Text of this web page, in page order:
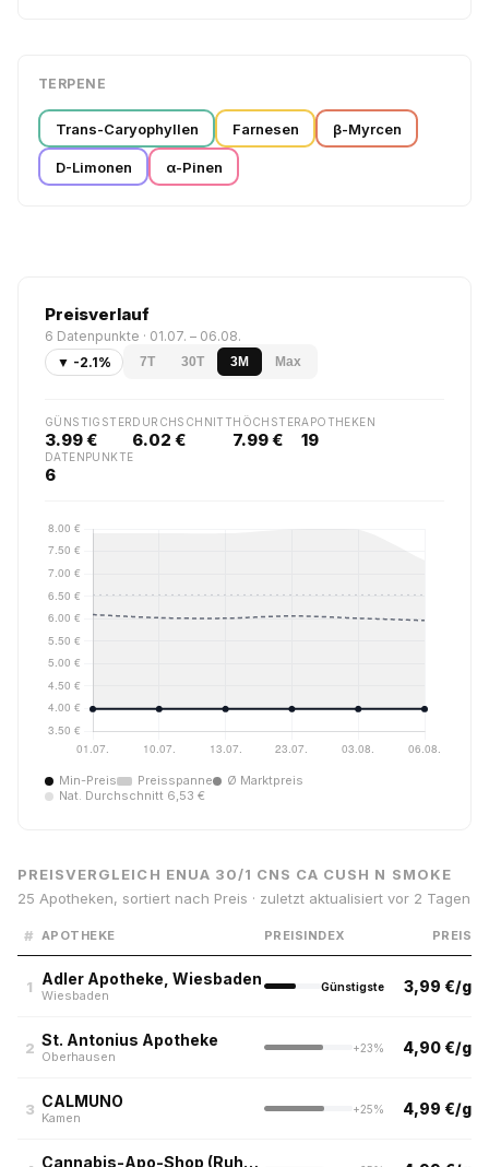
TERPENE
Trans-Caryophyllen Farnesen β-Myrcen
D-Limonen α-Pinen
Preisverlauf
6 Datenpunkte · 01.07. – 06.08.
▼ -2.1%
7T 30T 3M Max
GÜNSTIGSTER
3.99 €
DURCHSCHNITT
6.02 €
HÖCHSTER
7.99 €
APOTHEKEN
19
DATENPUNKTE
6
Min-Preis Preisspanne
Ø Marktpreis
Nat. Durchschnitt 6,53 €
PREISVERGLEICH ENUA 30/1 CNS CA CUSH N SMOKE
25 Apotheken, sortiert nach Preis · zuletzt aktualisiert vor 2 Tagen
# APOTHEKE PREISINDEX PREIS
1 Adler Apotheke, Wiesbaden
Wiesbaden
Günstigste 3,99 €/g
2 St. Antonius Apotheke
Oberhausen
+23% 4,90 €/g
3 CALMUNO
Kamen
+25% 4,99 €/g
Cannabis-Apo-Shop (Ruhrpott)